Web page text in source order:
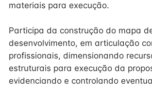
materiais para execução.
Participa da construção do mapa
desenvolvimento, em articulação
profissionais, dimensionando
estruturais para execução da
evidenciando e controlando